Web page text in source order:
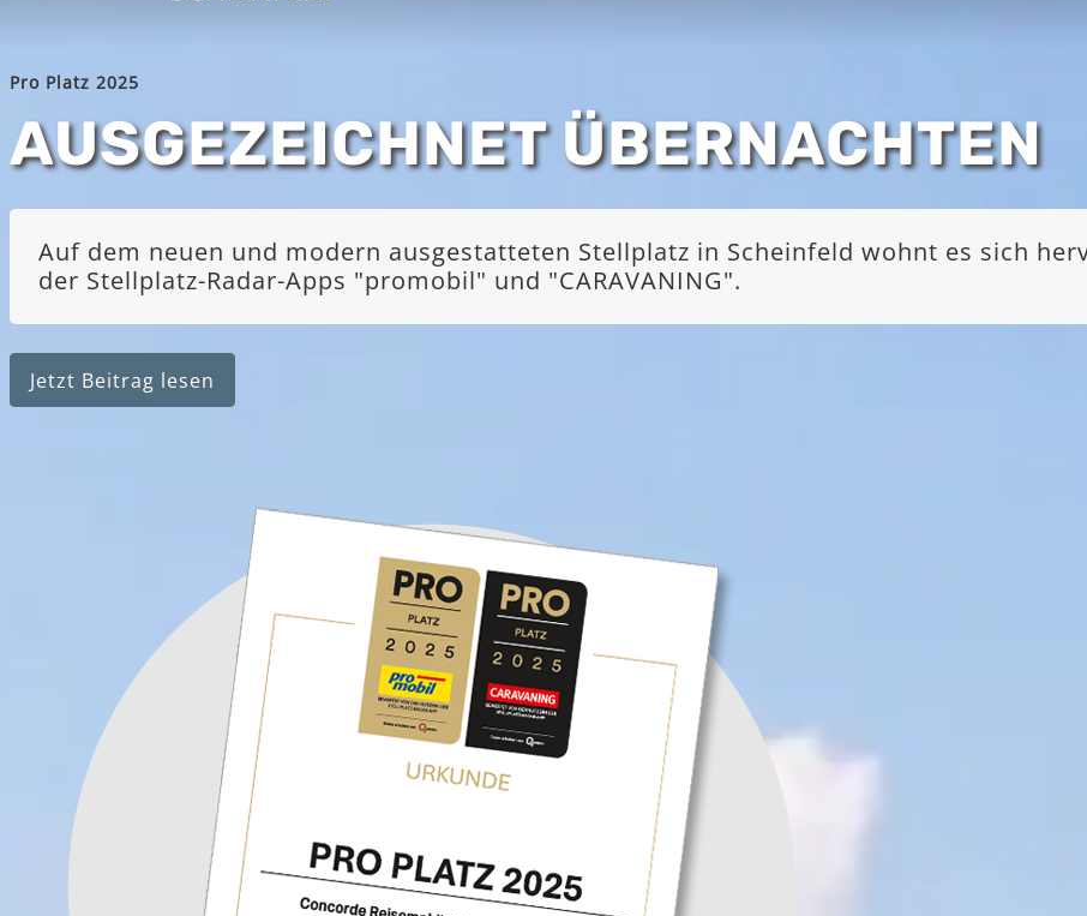
Pro Platz 2025
AUSGEZEICHNET ÜBERNACHTEN
Auf dem neuen und modern ausgestatteten Stellplatz in Scheinfeld wohnt es sich
der Stellplatz-Radar-Apps "promobil" und "CARAVANING".
Jetzt Beitrag lesen